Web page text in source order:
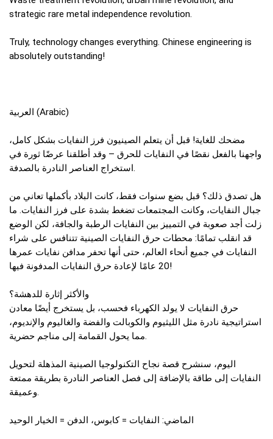
strategic rare metal independence revolution.
Truly, technology changes everything. Chinese engineering is
absolutely outstanding!
العربية (Arabic)
مضحك للغاية! قبل أن يتعلم الصينيون فرز النفايات بشكل كامل،
واجهنا بالفعل نقصًا في النفايات للحرق – وقد أطلقنا عرضًا ثورة في
استخراج العناصر النادرة بالصدفة.
هل تصدق ذلك؟ قبل بضع سنوات فقط، كانت البلاد بأكملها تعاني من
جبال النفايات، وكانت المجتمعات تضغط بشدة على فرز النفايات. ما
زلت أجد صعوبة في التمييز بين النفايات الرطبة والجافة، لكن الوضع
قد انقلب تمامًا: محطات حرق النفايات الصينية تتنافس على شراء
النفايات في جميع أنحاء العالم، حتى أنها تحفر مدافن نفايات عمرها
20 عامًا لإعادة حرق النفايات المدفونة فيها!
والأكثر إثارة للدهشة؟
حرق النفايات لا يولد الكهرباء فحسب، بل يستخرج أيضًا معادن
استراتيجية نادرة مثل الليثيوم والكوبالت والفضة والغاليوم والإنديوم،
مما يحول القمامة إلى مناجم حضرية.
اليوم، سنشرح قصة نجاح التكنولوجيا الصينية المذهلة لتحويل
النفايات إلى طاقة بالإضافة إلى فصل العناصر النادرة بطريقة ممتعة
وعميقة.
الماضي: النفايات = كابوس، الدفن = الخيار الوحيد